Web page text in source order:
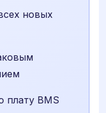
новых
плату BMS